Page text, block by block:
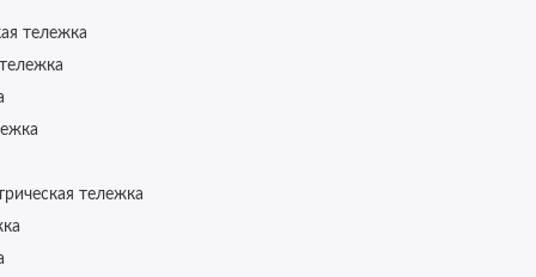
тележка
тележка